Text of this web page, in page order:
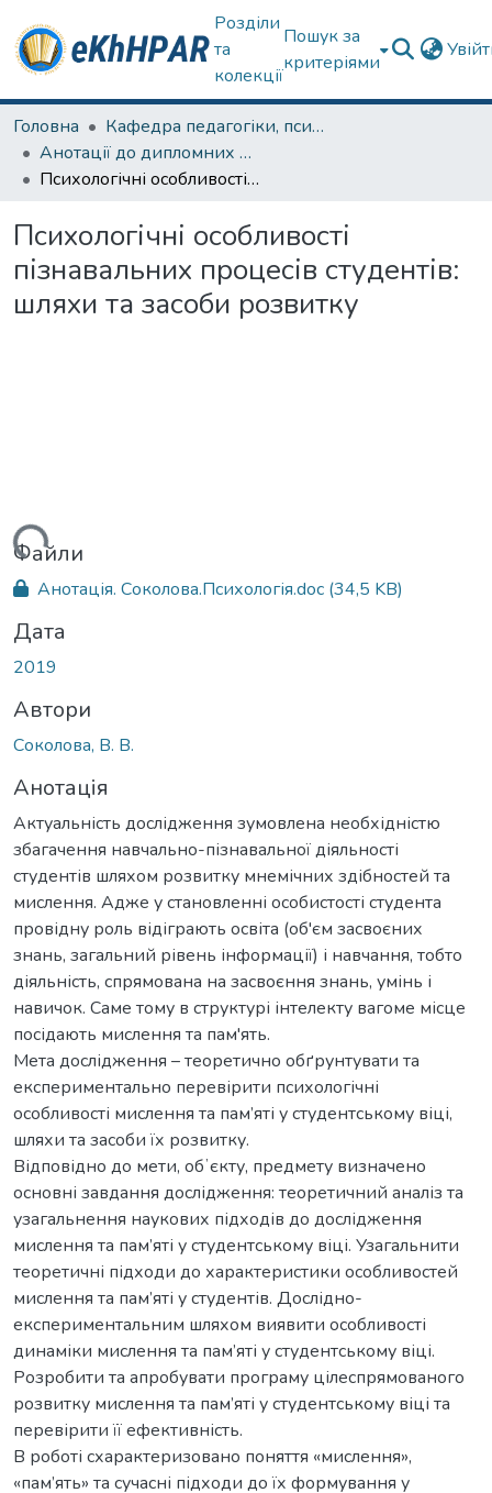
Розділи
та
колекції
Пошук за
критеріями
Головна
Кафедра педагогіки, психології, початкової освіти та освітнього менеджменту
Анотації до дипломних робіт
Психологічні особливості пізнавальних процесів студентів: шляхи та засоби розвитку
Психологічні особливості
пізнавальних процесів студентів:
шляхи та засоби розвитку
Файли
Анотація. Соколова.Психологія.doc (34,5 KB)
Дата
2019
Автори
Соколова, В. В.
Анотація
Актуальність дослідження зумовлена необхідністю
збагачення навчально-пізнавальної діяльності
студентів шляхом розвитку мнемічних здібностей та
мислення. Адже у становленні особистості студента
провідну роль відіграють освіта (об'єм засвоєних
знань, загальний рівень інформації) і навчання, тобто
діяльність, спрямована на засвоєння знань, умінь і
навичок. Саме тому в структурі інтелекту вагоме місце
посідають мислення та пам'ять.
Мета дослідження – теоретично обґрунтувати та
експериментально перевірити психологічні
особливості мислення та пам’яті у студентському віці,
шляхи та засоби їх розвитку.
Відповідно до мети, обʼєкту, предмету визначено
основні завдання дослідження: теоретичний аналіз та
узагальнення наукових підходів до дослідження
мислення та пам’яті у студентському віці. Узагальнити
теоретичні підходи до характеристики особливостей
мислення та пам’яті у студентів. Дослідно-
експериментальним шляхом виявити особливості
динаміки мислення та пам’яті у студентському віці.
Розробити та апробувати програму цілеспрямованого
розвитку мислення та пам’яті у студентському віці та
перевірити її ефективність.
В роботі схарактеризовано поняття «мислення»,
«пам’ять» та сучасні підходи до їх формування у